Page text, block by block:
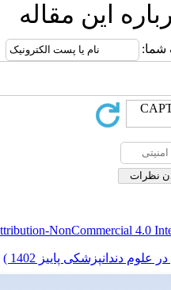
Creative Commons